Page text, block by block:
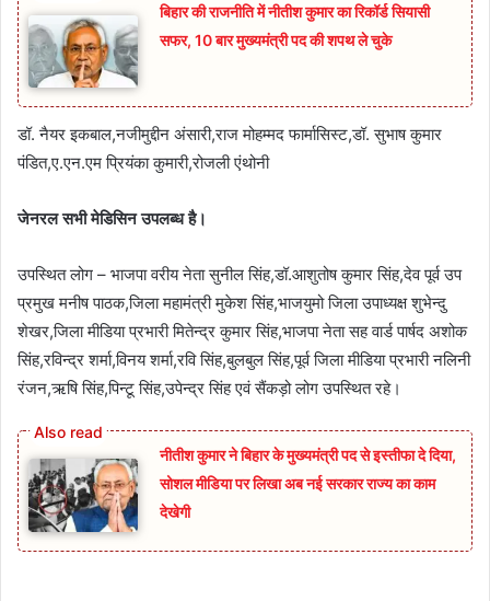
बिहार की राजनीति में नीतीश कुमार का रिकॉर्ड सियासी
सफर, 10 बार मुख्यमंत्री पद की शपथ ले चुके
डॉ. नैयर इकबाल,नजीमुद्दीन अंसारी,राज मोहम्मद फार्मासिस्ट,डॉ. सुभाष कुमार
पंडित,ए.एन.एम प्रियंका कुमारी,रोजली एंथोनी
जेनरल सभी मेडिसिन उपलब्ध है।
उपस्थित लोग – भाजपा वरीय नेता सुनील सिंह,डॉ.आशुतोष कुमार सिंह,देव पूर्व उप
प्रमुख मनीष पाठक,जिला महामंत्री मुकेश सिंह,भाजयुमो जिला उपाध्यक्ष शुभेन्दु
शेखर,जिला मीडिया प्रभारी मितेन्द्र कुमार सिंह,भाजपा नेता सह वार्ड पार्षद अशोक
सिंह,रविन्द्र शर्मा,विनय शर्मा,रवि सिंह,बुलबुल सिंह,पूर्व जिला मीडिया प्रभारी नलिनी
रंजन,ऋषि सिंह,पिन्टू सिंह,उपेन्द्र सिंह एवं सैंकड़ो लोग उपस्थित रहे।
नीतीश कुमार ने बिहार के मुख्यमंत्री पद से इस्तीफा दे दिया,
सोशल मीडिया पर लिखा अब नई सरकार राज्य का काम
देखेगी